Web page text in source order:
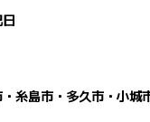
・糸島市・多久市・小城